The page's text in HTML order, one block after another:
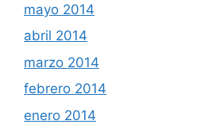
mayo 2014
abril 2014
marzo 2014
febrero 2014
enero 2014